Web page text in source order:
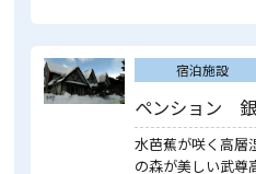
宿泊施設
ペンション
水芭蕉が咲く高層
の森が美しい武尊